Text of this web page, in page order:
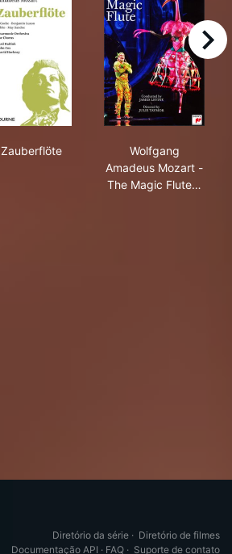
Wolfgang
Amadeus Mozart -
The Magic Flute…
right
Diretório da série · Diretório de filmes
Documentação API · FAQ · Suporte de contato